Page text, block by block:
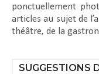
ponctuellement
articles au sujet de
théâtre, de la
SUGGESTIONS